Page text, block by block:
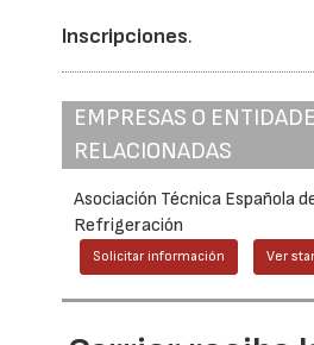
Inscripciones.
EMPRESAS O
RELACIONADAS
Asociación Técnica Española
Refrigeración
Solicitar información Ver